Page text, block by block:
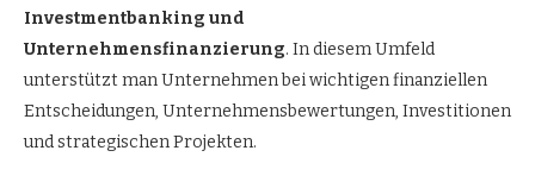
Investmentbanking und
Unternehmensfinanzierung. In diesem Umfeld
unterstützt man Unternehmen bei wichtigen finanziellen
Entscheidungen, Unternehmensbewertungen, Investitionen
und strategischen Projekten.